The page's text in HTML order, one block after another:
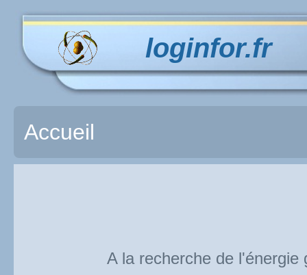
loginfor.fr
Accueil
A la recherche de l'énergie